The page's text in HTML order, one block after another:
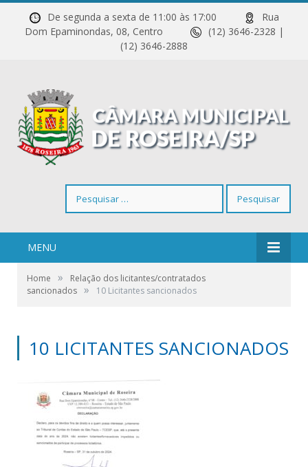
De segunda a sexta de 11:00 às 17:00
Rua
Dom Epaminondas, 08, Centro
(12) 3646-2328 |
(12) 3646-2888
por:
MENU
Home »
Relação dos licitantes/contratados
sancionados » 10 Licitantes sancionados
10 LICITANTES SANCIONADOS